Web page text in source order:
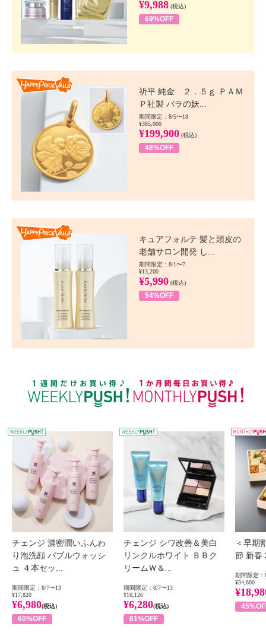
¥9,988 (税込)
69%OFF
祈平 純金 ２．５ｇ ＰＡＭ
Ｐ社製 バラの妖...
期間限定：8/5〜18
¥385,000
¥199,900 (税込)
48%OFF
キュアフォルテ 髪と頭皮の
老舗サロン開発 し...
期間限定：8/1〜7
¥13,200
¥5,990 (税込)
54%OFF
WEEKLY PUSH
チェンジ 濃密潤いふんわ
り泡洗顔 バブルウォッシ
ュ ４本セッ...
期間限定：8/7〜13
¥17,820
¥6,980(税込)
60%OFF
チェンジ シワ改善＆美白
リンクルホワイト ＢＢク
リームＷ＆...
期間限定：8/7〜13
¥16,126
¥6,280(税込)
61%OFF
＜早期
節 新春
期間限定：
¥34,800